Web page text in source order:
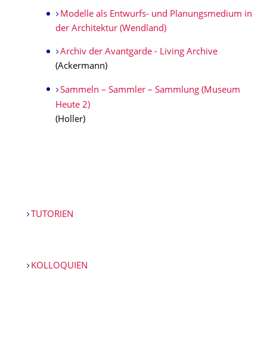
Modelle als Entwurfs- und Planungsmedium in
der Architektur (Wendland)
Archiv der Avantgarde - Living Archive
(Ackermann)
Sammeln – Sammler – Sammlung (Museum
Heute 2)
(Holler)
TUTORIEN
KOLLOQUIEN